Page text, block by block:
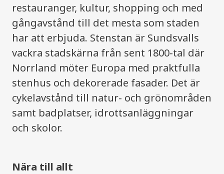
restauranger, kultur, shopping och med
gångavstånd till det mesta som staden
har att erbjuda. Stenstan är Sundsvalls
vackra stadskärna från sent 1800-tal där
Norrland möter Europa med praktfulla
stenhus och dekorerade fasader. Det är
cykelavstånd till natur- och grönområden
samt badplatser, idrottsanläggningar
och skolor.
Nära till allt